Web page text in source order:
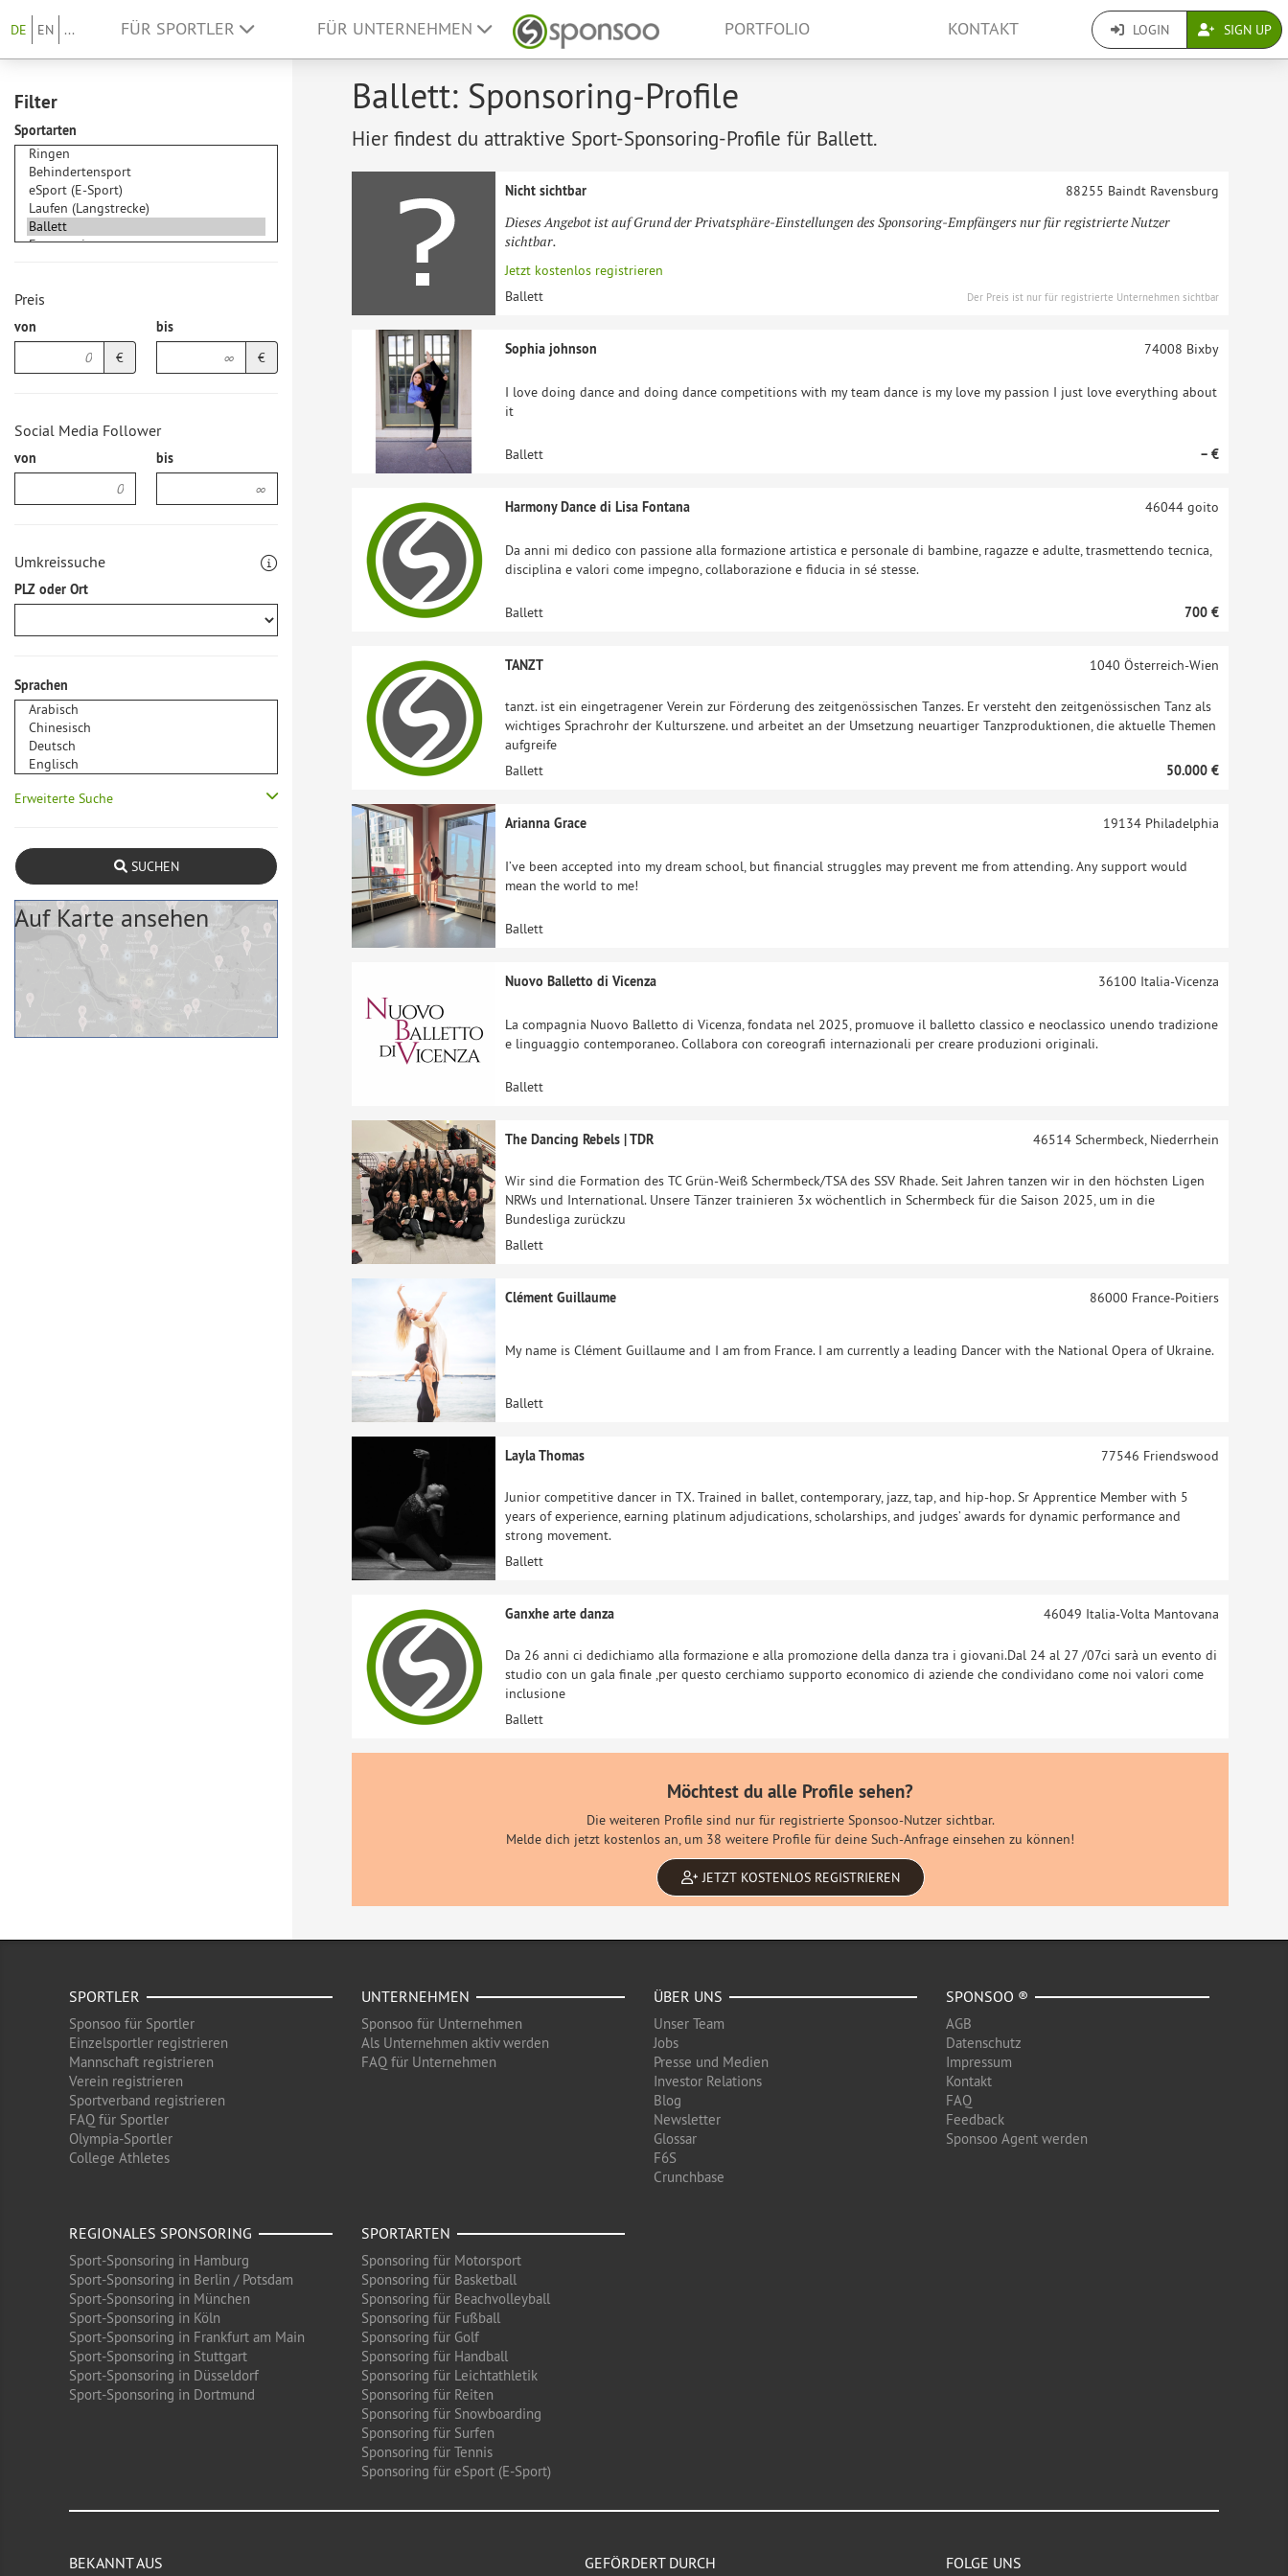
DE EN ... FÜR SPORTLER FÜR UNTERNEHMEN PORTFOLIO KONTAKT LOGIN SIGN UP
Filter
Sportarten
Preis
von
€
bis
€
Social Media Follower
von bis
Umkreissuche
PLZ oder Ort
Sprachen
Erweiterte Suche
SUCHEN
Auf Karte ansehen
Ballett: Sponsoring-Profile
Hier findest du attraktive Sport-Sponsoring-Profile für Ballett.
Nicht sichtbar
Dieses Angebot ist auf Grund der Privatsphäre-Einstellungen des Sponsoring-Empfängers nur für registrierte Nutzer
sichtbar.
Jetzt kostenlos registrieren
88255 Baindt Ravensburg
Ballett Der Preis ist nur für registrierte Unternehmen sichtbar
Sophia johnson
I love doing dance and doing dance competitions with my team dance is my love my passion I just love everything about
it
74008 Bixby
Ballett – €
Harmony Dance di Lisa Fontana
Da anni mi dedico con passione alla formazione artistica e personale di bambine, ragazze e adulte, trasmettendo tecnica,
disciplina e valori come impegno, collaborazione e fiducia in sé stesse.
46044goito
Ballett 700 €
TANZT
tanzt. ist ein eingetragener Verein zur Förderung des zeitgenössischen Tanzes. Er versteht den zeitgenössischen Tanz als
wichtiges Sprachrohr der Kulturszene. und arbeitet an der Umsetzung neuartiger Tanzproduktionen, die aktuelle Themen
aufgreife
1040 Österreich-Wien
Ballett 50.000 €
Arianna Grace
I’ve been accepted into my dream school, but financial struggles may prevent me from attending. Any support would
mean the world to me!
19134Philadelphia
Ballett
Nuovo Balletto di Vicenza
La compagnia Nuovo Balletto di Vicenza, fondata nel 2025, promuove il balletto classico e neoclassico unendo tradizione
e linguaggio contemporaneo. Collabora con coreografi internazionali per creare produzioni originali.
36100 Italia-Vicenza
Ballett
The Dancing Rebels | TDR
Wir sind die Formation des TC Grün-Weiß Schermbeck/TSA des SSV Rhade. Seit Jahren tanzen wir in den höchsten Ligen
NRWs und International. Unsere Tänzer trainieren 3x wöchentlich in Schermbeck für die Saison 2025, um in die
Bundesliga zurückzu
46514Schermbeck, Niederrhein
Ballett
Clément Guillaume
My name is Clément Guillaume and I am from France. I am currently a leading Dancer with the National Opera of Ukraine.
86000 France-Poitiers
Ballett
Layla Thomas
Junior competitive dancer in TX. Trained in ballet, contemporary, jazz, tap, and hip-hop. Sr Apprentice Member with 5
years of experience, earning platinum adjudications, scholarships, and judges’ awards for dynamic performance and
strong movement.
77546 Friendswood
Ballett
Ganxhe arte danza
Da 26 anni ci dedichiamo alla formazione e alla promozione della danza tra i giovani.Dal 24 al 27 /07ci sarà un evento di
studio con un gala finale ,per questo cerchiamo supporto economico di aziende che condividano come noi valori come
inclusione
46049 Italia-Volta Mantovana
Ballett
Möchtest du alle Profile sehen?
Die weiteren Profile sind nur für registrierte Sponsoo-Nutzer sichtbar.
Melde dich jetzt kostenlos an, um 38 weitere Profile für deine Such-Anfrage einsehen zu können!
JETZT KOSTENLOS REGISTRIEREN
SPORTLER
Sponsoo für Sportler
Einzelsportler registrieren
Mannschaft registrieren
Verein registrieren
Sportverband registrieren
FAQ für Sportler
Olympia-Sportler
College Athletes
UNTERNEHMEN
Sponsoo für Unternehmen
Als Unternehmen aktiv werden
FAQ für Unternehmen
ÜBER UNS
Unser Team
Jobs
Presse und Medien
Investor Relations
Blog
Newsletter
Glossar
F6S
Crunchbase
SPONSOO ®
AGB
Datenschutz
Impressum
Kontakt
FAQ
Feedback
Sponsoo Agent werden
REGIONALES SPONSORING
Sport-Sponsoring in Hamburg
Sport-Sponsoring in Berlin / Potsdam
Sport-Sponsoring in München
Sport-Sponsoring in Köln
Sport-Sponsoring in Frankfurt am Main
Sport-Sponsoring in Stuttgart
Sport-Sponsoring in Düsseldorf
Sport-Sponsoring in Dortmund
SPORTARTEN
Sponsoring für Motorsport
Sponsoring für Basketball
Sponsoring für Beachvolleyball
Sponsoring für Fußball
Sponsoring für Golf
Sponsoring für Handball
Sponsoring für Leichtathletik
Sponsoring für Reiten
Sponsoring für Snowboarding
Sponsoring für Surfen
Sponsoring für Tennis
Sponsoring für eSport (E-Sport)
BEKANNT AUS GEFÖRDERT DURCH FOLGE UNS